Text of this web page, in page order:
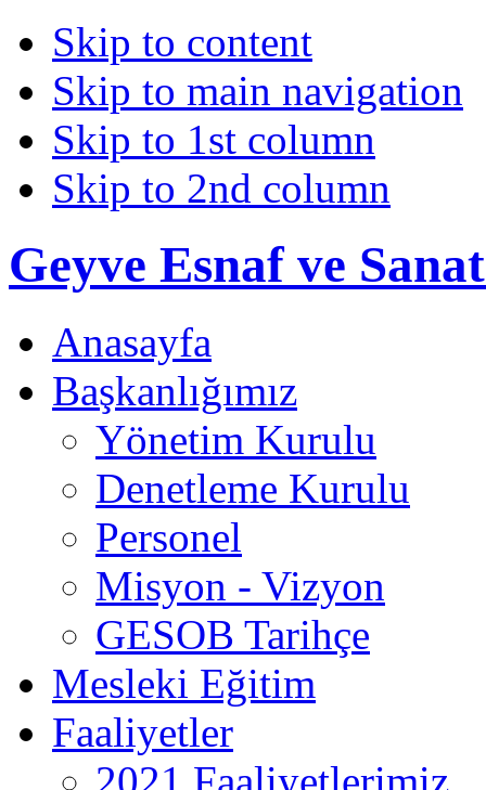
Skip to content
Skip to main navigation
Skip to 1st column
Skip to 2nd column
Geyve Esnaf ve
Anasayfa
Başkanlığımız
Yönetim Kurulu
Denetleme Kurulu
Personel
Misyon - Vizyon
GESOB Tarihçe
Mesleki Eğitim
Faaliyetler
2021 Faaliyetlerimiz